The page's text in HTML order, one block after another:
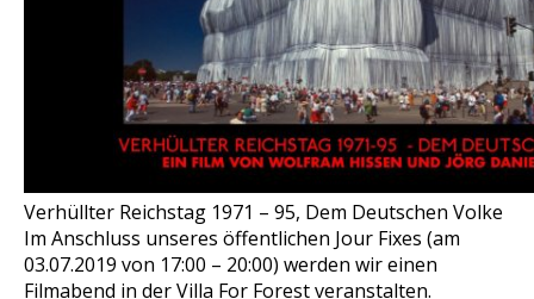
Verhüllter Reichstag 1971 – 95, Dem Deutschen Volke
Im Anschluss unseres öffentlichen Jour Fixes (am
03.07.2019 von 17:00 – 20:00) werden wir einen
Filmabend in der Villa For Forest veranstalten.